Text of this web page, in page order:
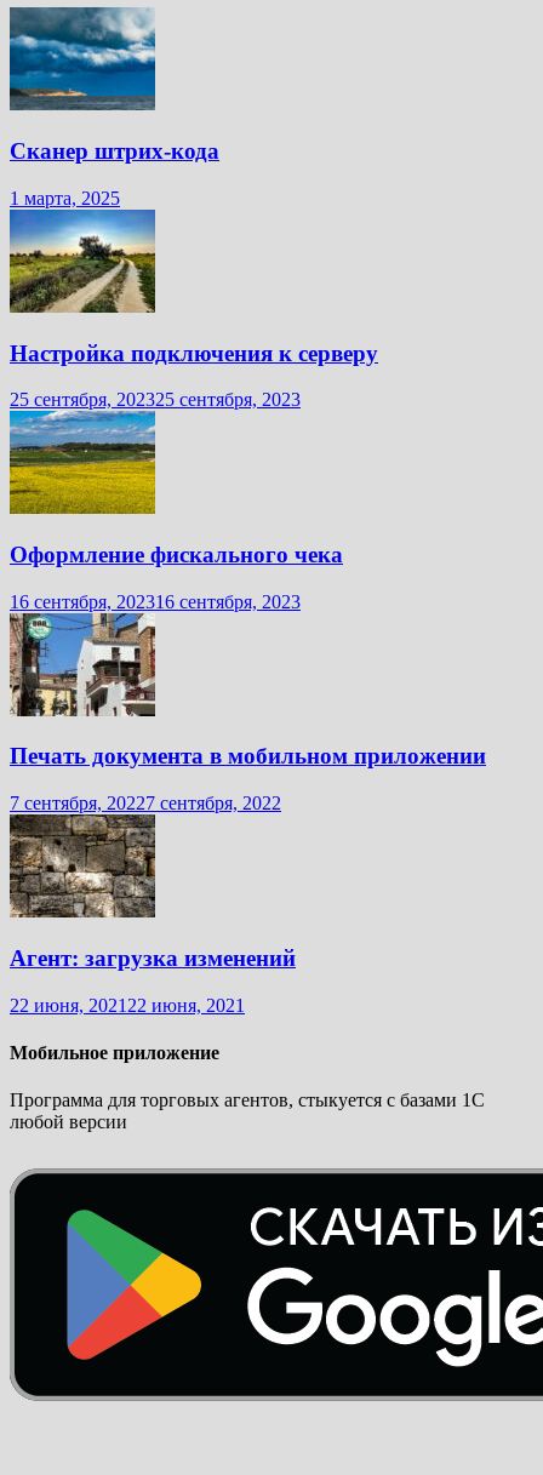
Сканер штрих-кода
1 марта, 2025
Настройка подключения к серверу
25 сентября, 202325 сентября, 2023
Оформление фискального чека
16 сентября, 202316 сентября, 2023
Печать документа в мобильном приложении
7 сентября, 20227 сентября, 2022
Агент: загрузка изменений
22 июня, 2021 22 июня, 2021
Мобильное приложение
Программа для торговых агентов, стыкуется с базами 1С
любой версии